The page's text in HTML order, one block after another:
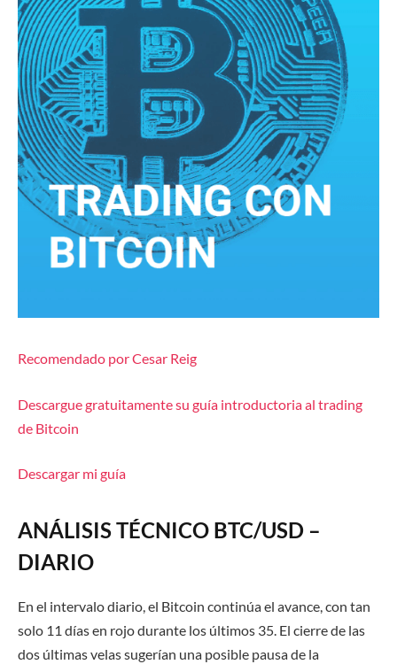
Recomendado por Cesar Reig
Descargue gratuitamente su guía introductoria al trading
de Bitcoin
Descargar mi guía
ANÁLISIS TÉCNICO BTC/USD –
DIARIO
En el intervalo diario, el Bitcoin continúa el avance, con tan
solo 11 días en rojo durante los últimos 35. El cierre de las
dos últimas velas sugerían una posible pausa de la